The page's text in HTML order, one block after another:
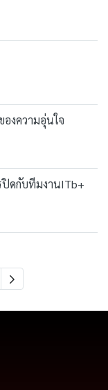
งความอุ่นใจ
ปิดกับทีมงานITb+